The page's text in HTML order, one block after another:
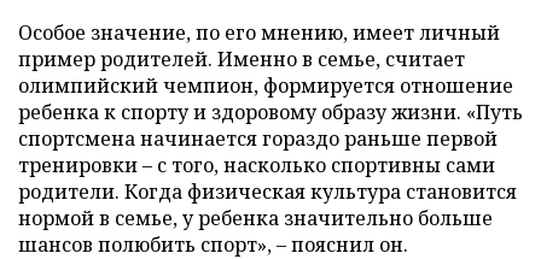
Особое значение, по его мнению, имеет личный
пример родителей. Именно в семье, считает
олимпийский чемпион, формируется отношение
ребенка к спорту и здоровому образу жизни. «Путь
спортсмена начинается гораздо раньше первой
тренировки – с того, насколько спортивны сами
родители. Когда физическая культура становится
нормой в семье, у ребенка значительно больше
шансов полюбить спорт», – пояснил он.